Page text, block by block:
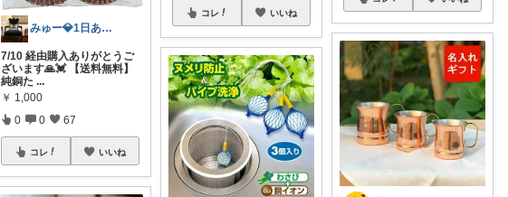
みゅー💎1日ありがとうございます💗
7/10 経由購入ありがとうご
ざいます🙏💓 【送料無料】
純銅た ...
￥ 1,000
0 0 67
コレ いいね
コレ いいね